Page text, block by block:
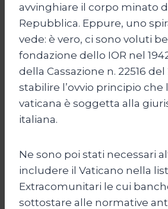
avvinghiare il corpo minato
Repubblica. Eppure, uno
vede: è vero, ci sono voluti
fondazione dello IOR nel
della Cassazione n. 22516
stabilire l’ovvio principio che
vaticana è soggetta alla
italiana.
Ne sono poi stati necessari
includere il Vaticano nella
Extracomunitari le cui
sottostare alle normative